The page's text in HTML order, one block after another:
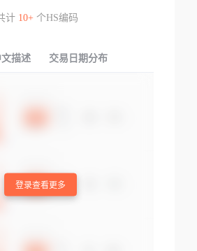
计 10+个HS编码
文描述 交易日期分布
登录查看更多